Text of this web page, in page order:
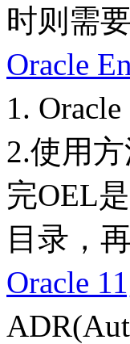
时则需
Oracle
1.
2.使用
完OEL
目录，
Oracle